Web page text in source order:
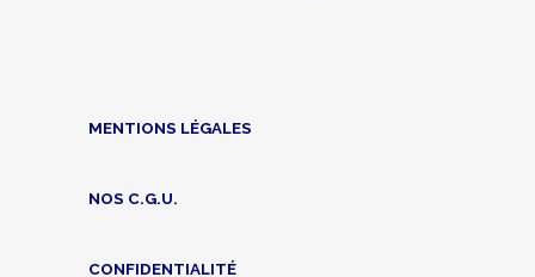
MENTIONS LÉGALES
NOS C.G.U.
CONFIDENTIALITÉ